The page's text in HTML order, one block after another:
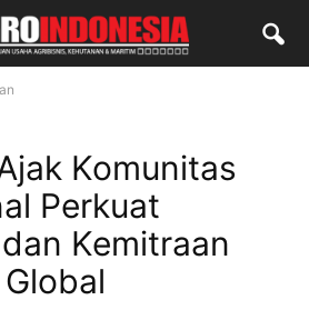
Komunitas
Perkuat
Kemitraan